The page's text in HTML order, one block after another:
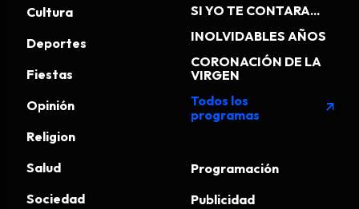
Cultura
Deportes
Fiestas
Opinión
Religion
Salud
Sociedad
SI YO TE CONTARA...
INOLVIDABLES AÑOS
CORONACIÓN DE LA
VIRGEN
Todos los
programas
arrow_outward
Programación
Publicidad